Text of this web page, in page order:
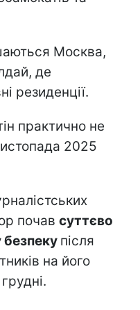
Москва,
де
резиденції.
практично не
2025
почав суттєво
безпеку після
на його